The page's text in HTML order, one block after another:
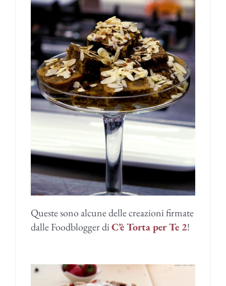
Queste sono alcune delle creazioni firmate
dalle Foodblogger diC’è Torta per Te 2!